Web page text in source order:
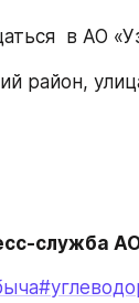
в АО
район,
служба